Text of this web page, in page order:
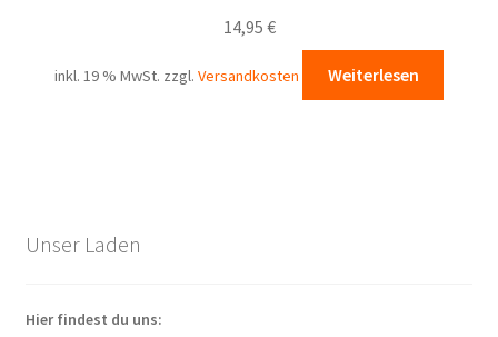
14,95 €
inkl. 19 % MwSt. zzgl. Versandkosten Weiterlesen
Unser Laden
Hier findest du uns: